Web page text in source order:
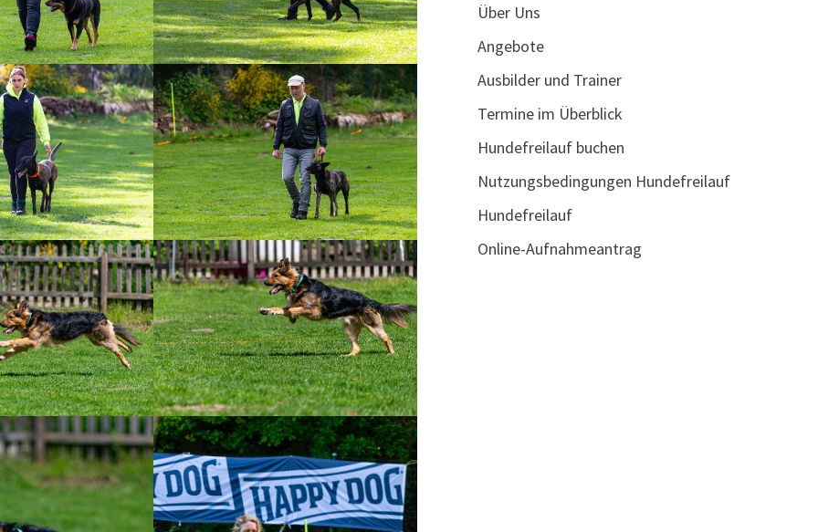
Über Uns
Angebote
Ausbilder und Trainer
Termine im Überblick
Hundefreilauf buchen
Nutzungsbedingungen Hundefreilauf
Hundefreilauf
Online-Aufnahmeantrag